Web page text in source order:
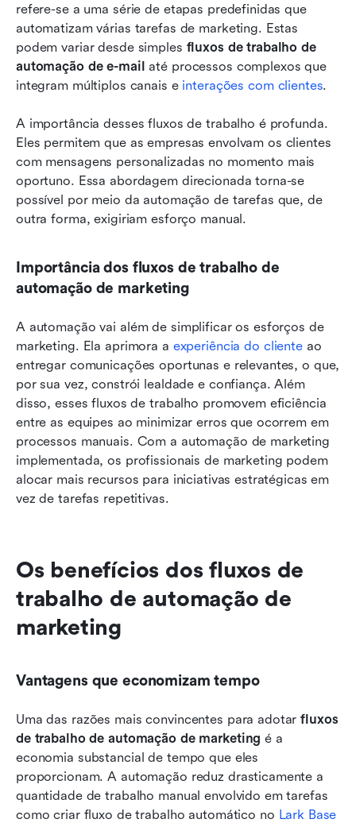
refere-se a uma série de etapas predefinidas que
automatizam várias tarefas de marketing. Estas
podem variar desde simples fluxos de trabalho de
automação de e-mail até processos complexos que
integram múltiplos canais e interações com clientes.
A importância desses fluxos de trabalho é profunda.
Eles permitem que as empresas envolvam os clientes
com mensagens personalizadas no momento mais
oportuno. Essa abordagem direcionada torna-se
possível por meio da automação de tarefas que, de
outra forma, exigiriam esforço manual.
Importância dos fluxos de trabalho de
automação de marketing
A automação vai além de simplificar os esforços de
marketing. Ela aprimora a experiência do cliente ao
entregar comunicações oportunas e relevantes, o que,
por sua vez, constrói lealdade e confiança. Além
disso, esses fluxos de trabalho promovem eficiência
entre as equipes ao minimizar erros que ocorrem em
processos manuais. Com a automação de marketing
implementada, os profissionais de marketing podem
alocar mais recursos para iniciativas estratégicas em
vez de tarefas repetitivas.
Os benefícios dos fluxos de
trabalho de automação de
marketing
Vantagens que economizam tempo
Uma das razões mais convincentes para adotar fluxos
de trabalho de automação de marketing é a
economia substancial de tempo que eles
proporcionam. A automação reduz drasticamente a
quantidade de trabalho manual envolvido em tarefas
como criar fluxo de trabalho automático no Lark Base